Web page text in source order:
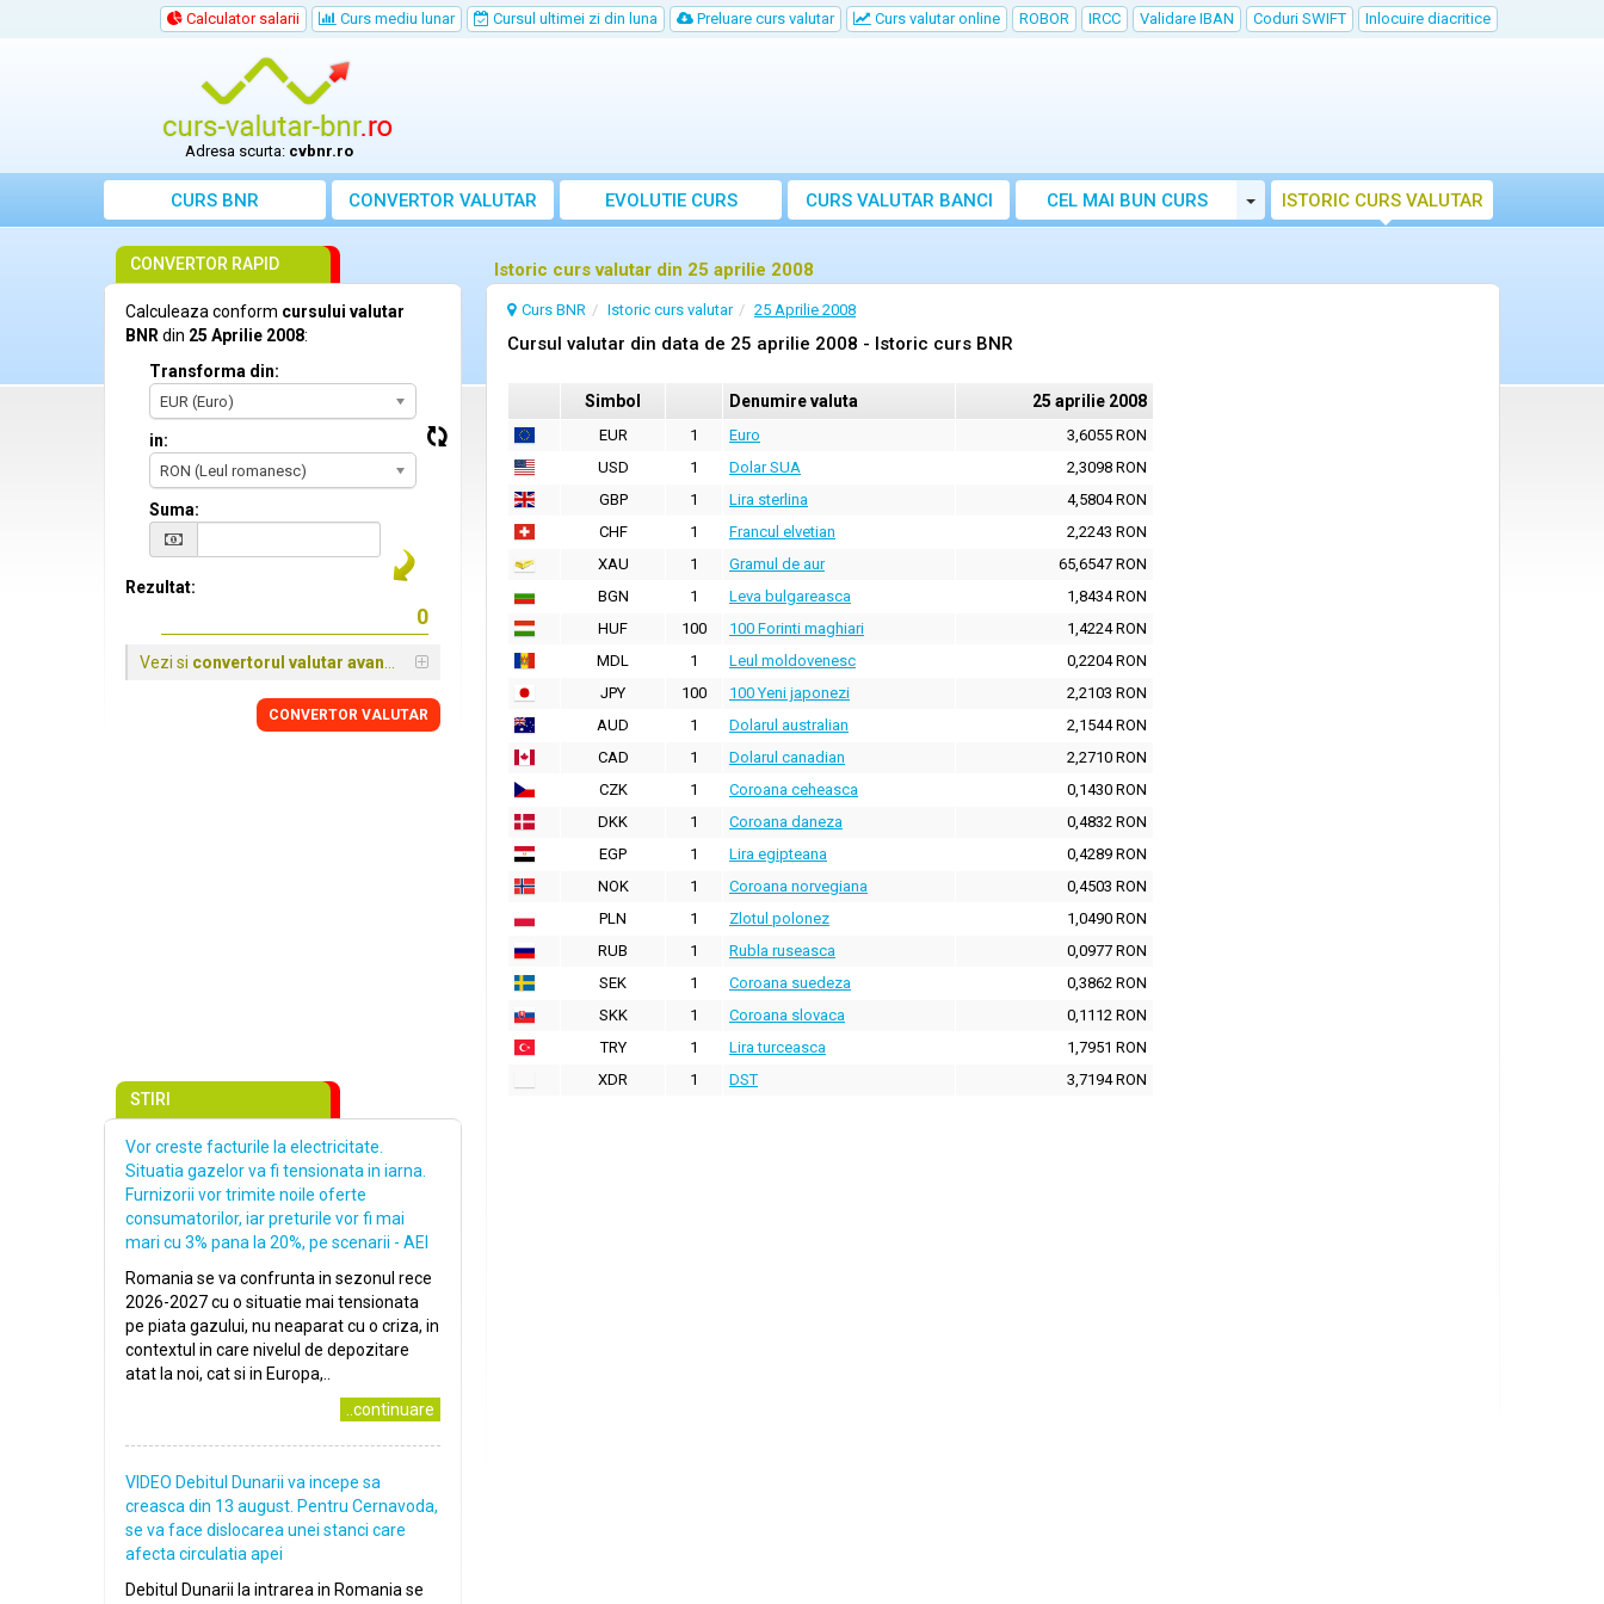
Calculator salarii Curs mediu lunar Cursul ultimei zi din luna Preluare curs valutar Curs valutar online ROBOR IRCC Validare IBAN Coduri SWIFT Inlocuire diacritice
Adresa scurta: cvbnr.ro
CURS BNR CONVERTOR VALUTAR EVOLUTIE CURS CURS VALUTAR BANCI CEL MAI BUN CURS Toggle Dropdown
ISTORIC CURS VALUTAR
Istoric curs valutar din 25 aprilie 2008
Curs BNR Istoric curs valutar 25 Aprilie 2008
Cursul valutar din data de 25 aprilie 2008 - Istoric curs BNR
Simbol Denumire valuta 25 aprilie 2008
EUR 1 Euro
3,6055 RON
USD
1 Dolar SUA
2,3098 RON
GBP
1 Lira sterlina
4,5804 RON
CHF
1 Francul elvetian
2,2243 RON
XAU
1 Gramul de aur
65,6547 RON
BGN
1 Leva bulgareasca
1,8434 RON
HUF
100 100 Forinti maghiari
1,4224 RON
MDL
1 Leul moldovenesc
0,2204 RON
JPY
100 100 Yeni japonezi
2,2103 RON
AUD
1 Dolarul australian
2,1544 RON
CAD
1 Dolarul canadian
2,2710 RON
CZK
1 Coroana ceheasca
0,1430 RON
DKK
1 Coroana daneza
0,4832 RON
EGP
1 Lira egipteana
0,4289 RON
NOK
1 Coroana norvegiana
0,4503 RON
PLN
1 Zlotul polonez
1,0490 RON
RUB
1 Rubla ruseasca
0,0977 RON
SEK
1 Coroana suedeza
0,3862 RON
SKK
1 Coroana slovaca
0,1112 RON
TRY
1 Lira turceasca
1,7951 RON
XDR
1 DST 3,7194 RON
CONVERTOR RAPID
Calculeaza conform cursului valutar
BNR din 25 Aprilie 2008:
Transforma din:
EUR (Euro)
in:
RON (Leul romanesc)
Suma:
Rezultat:
Vezi si convertorul valutar avansat
CONVERTOR VALUTAR
STIRI
Vor creste facturile la electricitate.
Situatia gazelor va fi tensionata in iarna.
Furnizorii vor trimite noile oferte
consumatorilor, iar preturile vor fi mai
mari cu 3% pana la 20%, pe scenarii - AEI
Romania se va confrunta in sezonul rece
2026-2027 cu o situatie mai tensionata
pe piata gazului, nu neaparat cu o criza, in
contextul in care nivelul de depozitare
atat la noi, cat si in Europa,..
..continuare
VIDEO Debitul Dunarii va incepe sa
creasca din 13 august. Pentru Cernavoda,
se va face dislocarea unei stanci care
afecta circulatia apei
Debitul Dunarii la intrarea in Romania se